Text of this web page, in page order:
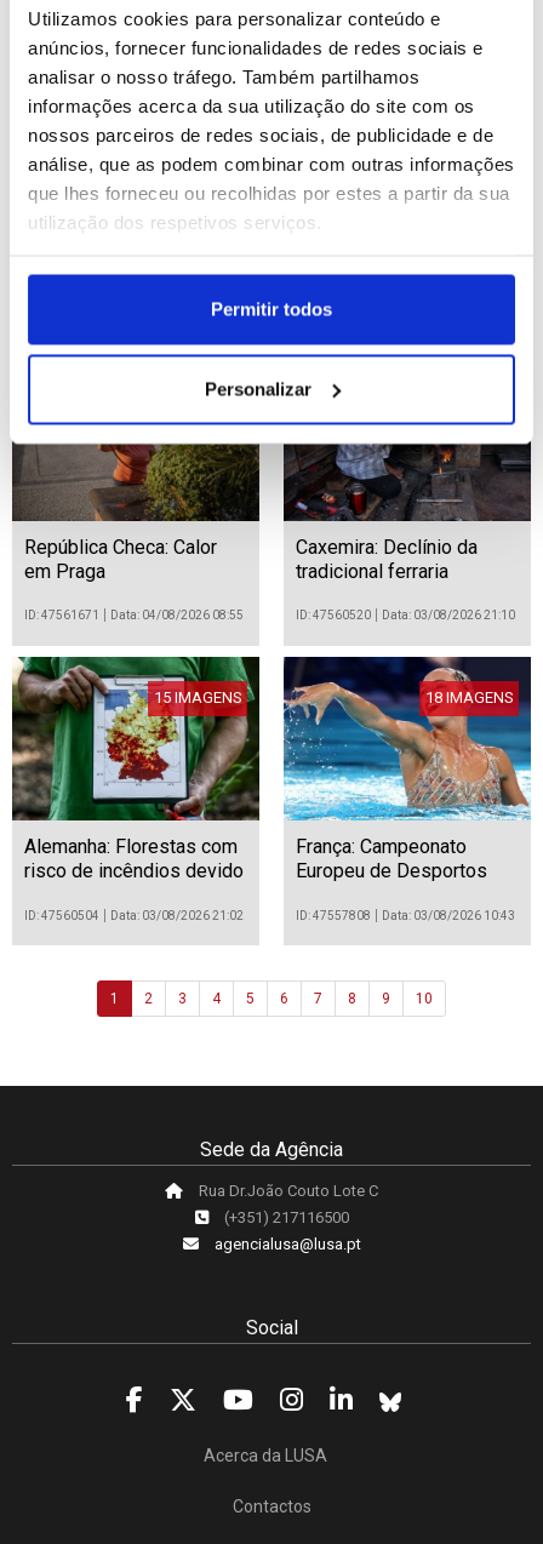
Utilizamos cookies para personalizar conteúdo e
anúncios, fornecer funcionalidades de redes sociais e
analisar o nosso tráfego. Também partilhamos
informações acerca da sua utilização do site com os
nossos parceiros de redes sociais, de publicidade e de
análise, que as podem combinar com outras informações
que lhes forneceu ou recolhidas por estes a partir da sua
utilização dos respetivos serviços.
Permitir todos
Personalizar
ID: 47566480 Data: 05/08/2026 09:13 ID: 47561778 Data: 04/08/2026 09:31
8 IMAGENS
contra a construção de
Data: 04/08/2026 09:08
Hanoi
ID: 47561678
13 IMAGENS
República Checa: Calor
em Praga
ID: 47561671 Data: 04/08/2026 08:55
Caxemira: Declínio da
tradicional ferraria
ID: 47560520 Data: 03/08/2026 21:10
15 IMAGENS
Alemanha: Florestas com
risco de incêndios devido
ID: 47560504 Data: 03/08/2026 21:02
18 IMAGENS
França: Campeonato
Europeu de Desportos
ID: 47557808 Data: 03/08/2026 10:43
1 2 3 4 5 6 7 8 9 10
Sede da Agência
Rua Dr.João Couto Lote C
(+351) 217116500
agencialusa@lusa.pt
Social
Acerca da LUSA
Contactos